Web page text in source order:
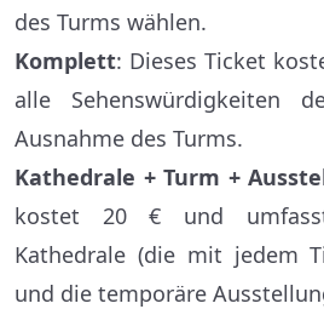
des Turms wählen.
Komplett: Dieses Ticket
alle Sehenswürdigkeiten
Ausnahme des Turms.
Kathedrale + Turm +
kostet 20 € und
Kathedrale (die mit jedem
und die temporäre